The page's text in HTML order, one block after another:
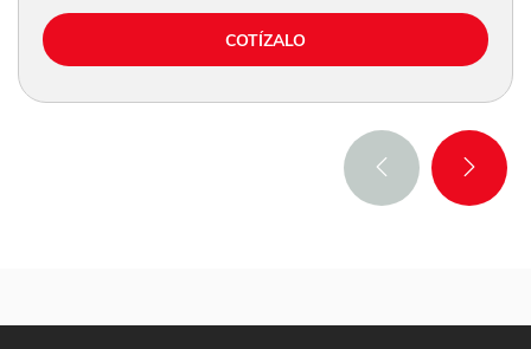
COTÍZALO